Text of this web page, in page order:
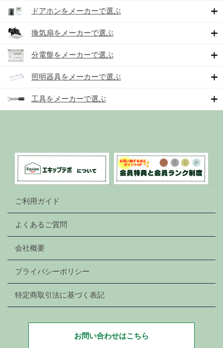
ドアホンをメーカーで選ぶ
換気扇をメーカーで選ぶ
分電盤をメーカーで選ぶ
照明器具をメーカーで選ぶ
工具をメーカーで選ぶ
ご利用ガイド
よくあるご質問
会社概要
プライバシーポリシー
特定商取引法に基づく表記
お問い合わせはこちら